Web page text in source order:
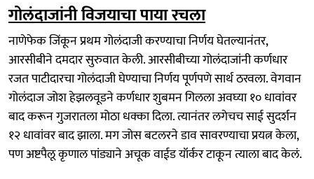
गोलंदाजांनी विजयाचा पाया रचला
नाणेफेक जिंकून प्रथम गोलंदाजी करण्याचा निर्णय घेतल्यानंतर,
आरसीबीने दमदार सुरुवात केली. आरसीबीच्या गोलंदाजांनी कर्णधार
रजत पाटीदारचा गोलंदाजी घेण्याचा निर्णय पूर्णपणे सार्थ ठरवला. वेगवान
गोलंदाज जोश हेझलवूडने कर्णधार शुबमन गिलला अवघ्या १० धावांवर
बाद करून गुजरातला मोठा धक्का दिला. त्यानंतर लगेचच साई सुदर्शन
१२ धावांवर बाद झाला. मग जोस बटलरने डाव सावरण्याचा प्रयत्न केला,
पण अष्टपैलू कृणाल पांड्याने अचूक वाईड यॉर्कर टाकून त्याला बाद केलं.